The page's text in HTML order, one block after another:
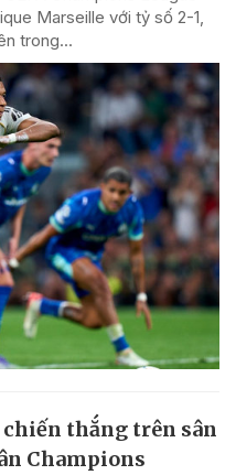
Marseille với tỷ số 2-1,
trong...
thắng trên sân
Champions